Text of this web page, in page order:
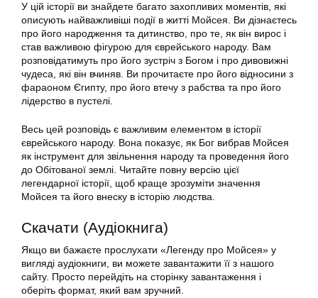
У цій історії ви знайдете багато захопливих моментів, які
описують найважливіші події в житті Мойсея. Ви дізнаєтесь
про його народження та дитинство, про те, як він вирос і
став важливою фігурою для єврейського народу. Вам
розповідатимуть про його зустріч з Богом і про дивовижні
чудеса, які він вчиняв. Ви прочитаєте про його відносини з
фараоном Єгипту, про його втечу з рабства та про його
лідерство в пустелі.
Весь цей розповідь є важливим елементом в історії
єврейського народу. Вона показує, як Бог вибрав Мойсея
як інструмент для звільнення народу та проведення його
до Обітованої землі. Читайте повну версію цієї
легендарної історії, щоб краще зрозуміти значення
Мойсея та його внеску в історію людства.
Скачати (Аудіокнига)
Якщо ви бажаєте прослухати «Легенду про Мойсея» у
вигляді аудіокниги, ви можете завантажити її з нашого
сайту. Просто перейдіть на сторінку завантаження і
оберіть формат, який вам зручний.